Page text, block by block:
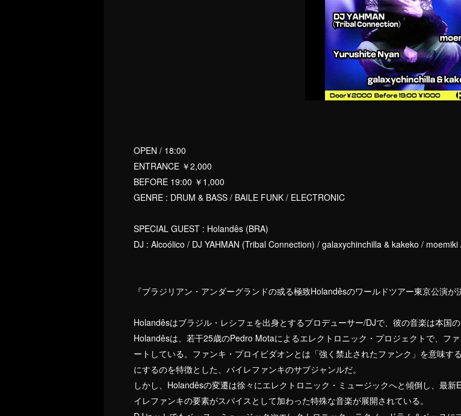
OPEN / 18:00
ENTRANCE ￥2,000
BEFORE 19:00 ￥1,000
GENRE : DRUM & BASS / BAILE FUNK / ELECTRONIC
SPECIAL GUEST : Holandês (BRA)
DJ : Alcoólico / DJ YAHMAN (Tribal Connection) / galaxychinchilla & kakeko / moemiki
『ブラジリアン・アンダーグランドの或る極致Holandêsのワールドツアー東京公演が
Holandêsはブラジル・レシフェを出身とするプロデューサー/DJで、彼の音楽は本国
Holandêsは、若干25歳のPedro Motaによるエレクトロニック・プロジェクトで、フ
ートしている。ファンキ・プロイビダオンとは「強く禁止されたファンク」を意味す
にするのを特徴とした、バイレファンキのサブジャンルだ。
しかし、Holandêsの変遷は徐々にエレクトロニック・ミュージックへと傾倒し、最
イレファンキの要素がスパイスとして加わった特殊な音楽が展開されている。